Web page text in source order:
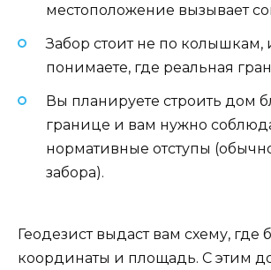
местоположение вызывает
Забор стоит не по колышкам,
понимаете, где реальная
Вы планируете строить дом
границе и вам нужно
нормативные отступы
забора).
Геодезист выдаст вам схему, где
координаты и площадь. С этим